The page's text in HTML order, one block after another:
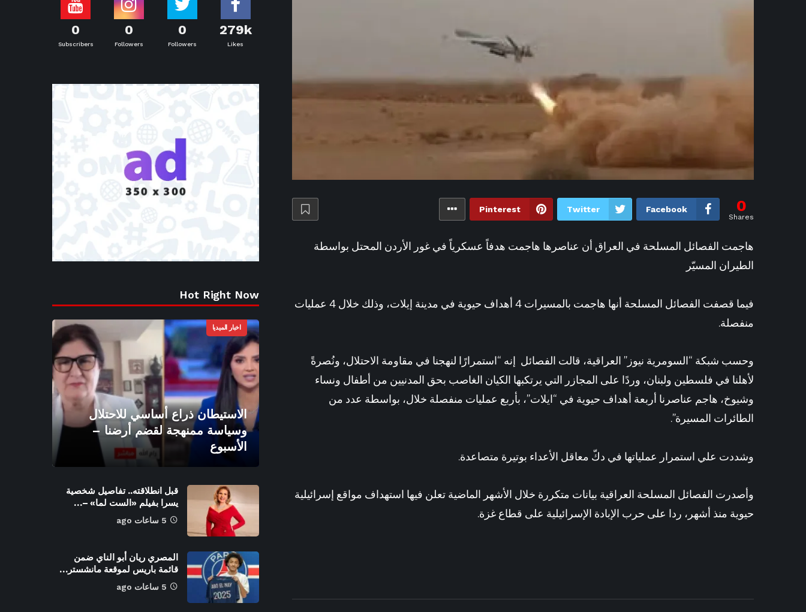
عمرو دياب يشعل «إكس» بأغنية لولا البنات في العلمين – الأسبوع
الديدان الخارقة.. حل غير متوقع وأرخص لتنظيف هياكل الحيوانات العظمية في المتاحف
الأدوية المهدرة في إنجلترا يمكن أن تملأ 75 حمام سباحة سنويا5 ساعات ago
الزمالك يعلن التشكيل الكامل للجهاز الفني لفريق الكرة بقيادة معتمد جمال – الأسبوع
قبل انطلاقته.. تفاصيل شخصية يسرا بفيلم «الست لما» – الأسبوع
أحمد عز يطارد «خط الصعيد».. استئناف تصوير فيلم «فرقة الموت» – الأسبوع6 ساعات ago
أحمد خالد موسى يستأنف تصوير «شمس الزناتي 2» في الفيوم – الأسبوع6 ساعات ago
شكراً على الحب – الأسبوع
0
Shares
Facebook
Twitter
Pinterest
هاجمت الفصائل المسلحة في العراق أن عناصرها هاجمت هدفاً عسكرياً في غور الأردن المحتل بواسطة
الطيران المسيّر
فيما قصفت الفصائل المسلحة أنها هاجمت بالمسيرات 4 أهداف حيوية في مدينة إيلات، وذلك خلال 4 عمليات
منفصلة.
وحسب شبكة “السومرية نيوز” العراقية، قالت الفصائل إنه “استمرارًا لنهجنا في مقاومة الاحتلال، ونُصرةً
لأهلنا في فلسطين ولبنان، وردًا على المجازر التي يرتكبها الكيان الغاصب بحق المدنيين من أطفال ونساء
وشيوخ، هاجم عناصرنا أربعة أهداف حيوية في “ايلات”، بأربع عمليات منفصلة خلال، بواسطة عدد من
الطائرات المسيرة”.
وشددت علي استمرار عملياتها في دكّ معاقل الأعداء بوتيرة متصاعدة.
وأصدرت الفصائل المسلحة العراقية بيانات متكررة خلال الأشهر الماضية تعلن فيها استهداف مواقع إسرائيلية
حيوية منذ أشهر، ردا على حرب الإبادة الإسرائيلية على قطاع غزة.
279k
Likes
0
Followers
0
Followers
0
Subscribers
Hot Right Now
اخبار الميديا
الاستيطان ذراع أساسي للاحتلال
وسياسة ممنهجة لقضم أرضنا –
الأسبوع
قبل انطلاقته.. تفاصيل شخصية
يسرا بفيلم «الست لما» –…
5 ساعات ago
المصري ريان أبو الناي ضمن
قائمة باريس لموقعة مانشستر…
5 ساعات ago